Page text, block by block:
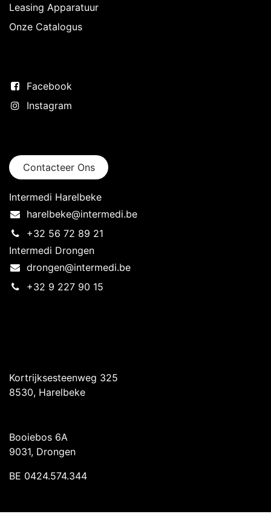
Leasing Apparatuur
Onze Catalogus
Facebook
Instagram
Contacteer Ons
Intermedi Harelbeke
harelbeke@intermedi.be
+32 56 72 89 21
Intermedi Drongen
drongen@intermedi.be
+32 9 227 90 15
Kortrijksesteenweg 325
8530, Harelbeke
Booiebos 6A
9031, Drongen
BE 0424.574.344